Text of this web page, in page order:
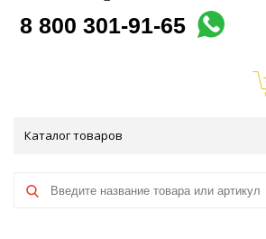
8 800 301-91-65
Каталог товаров